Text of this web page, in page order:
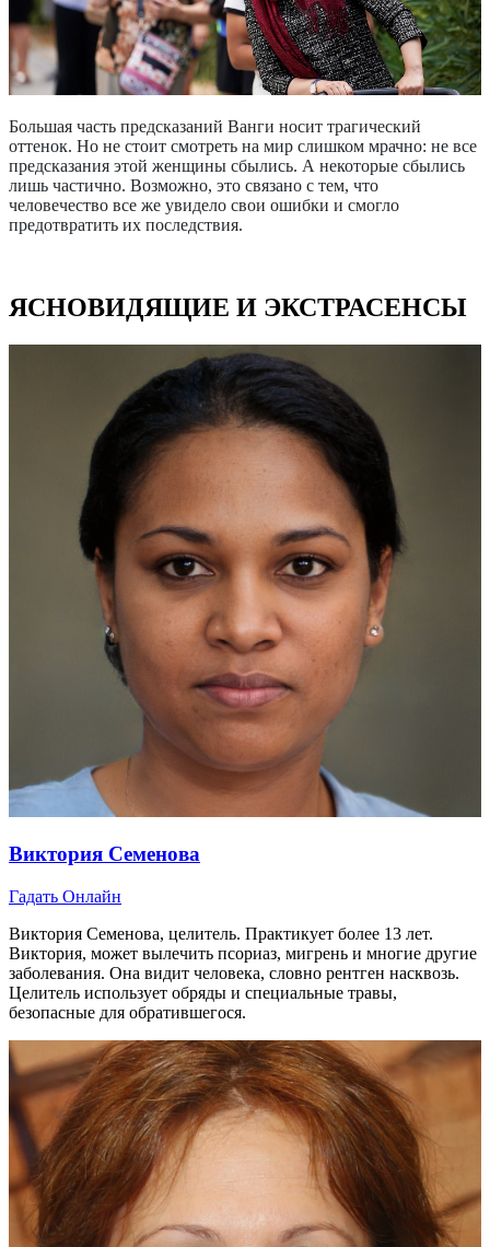
Большая часть предсказаний Ванги носит трагический
оттенок. Но не стоит смотреть на мир слишком мрачно: не все
предсказания этой женщины сбылись. А некоторые сбылись
лишь частично. Возможно, это связано с тем, что
человечество все же увидело свои ошибки и смогло
предотвратить их последствия.
ЯСНОВИДЯЩИЕ И ЭКСТРАСЕНСЫ
Виктория Семенова
Гадать Онлайн
Виктория Семенова, целитель. Практикует более 13 лет.
Виктория, может вылечить псориаз, мигрень и многие другие
заболевания. Она видит человека, словно рентген насквозь.
Целитель использует обряды и специальные травы,
безопасные для обратившегося.